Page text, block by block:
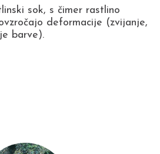
sok, s čimer rastlino
deformacije (zvijanje,
barve).